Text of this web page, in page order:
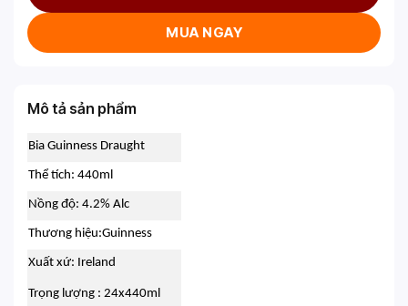
MUA NGAY
Mô tả sản phẩm
Bia Guinness Draught
Thể tích: 440ml
Nồng độ: 4.2% Alc
Thương hiệu:Guinness
Xuất xứ: Ireland
Trọng lượng : 24x440ml